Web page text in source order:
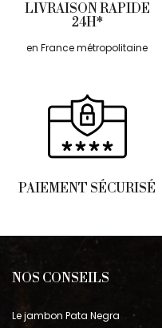
LIVRAISON RAPIDE
24H*
en France métropolitaine
PAIEMENT SÉCURISÉ
NOS CONSEILS
Le jambon Pata Negra